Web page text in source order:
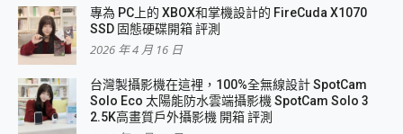
專為 PC上的 XBOX和掌機設計的 FireCuda X1070
SSD 固態硬碟開箱 評測
2026 年 4 月 16 日
台灣製攝影機在這裡，100%全無線設計 SpotCam
Solo Eco 太陽能防水雲端攝影機 SpotCam Solo 3
2.5K高畫質戶外攝影機 開箱 評測